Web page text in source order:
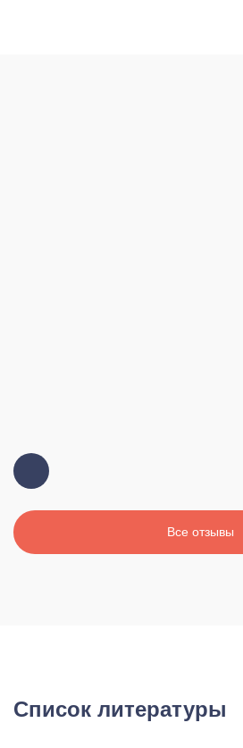
Все отзывы
Список литературы